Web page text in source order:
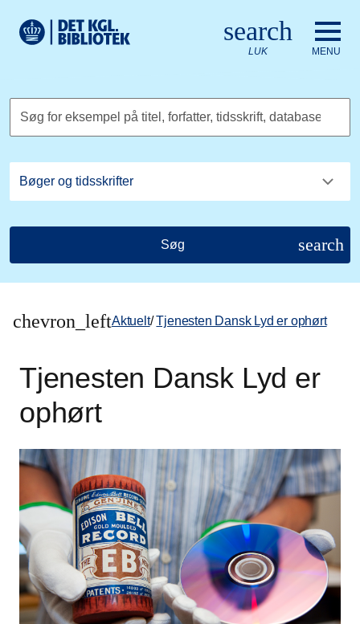
Det Kongelige Biblioteks logo. Gå til Det Kongelige
search
LUK MENU
Søg for eksempel på titel, forfatter, tidsskrift, database
Søg search
chevron_leftAktuelt/ Tjenesten Dansk Lyd er ophørt
Tjenesten Dansk Lyd er
ophørt